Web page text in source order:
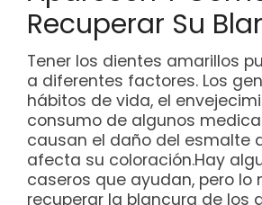
Recuperar Su
Tener los dientes amarillos
a diferentes factores. Los
hábitos de vida, el
consumo de algunos
causan el daño del esmalte
afecta su coloración.Hay
caseros que ayudan, pero lo
recuperar la blancura de los